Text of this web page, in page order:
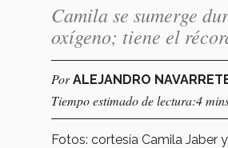
Camila se sumerge
oxígeno; tiene el
PorALEJANDRO
Tiempo estimado de lectura:4
Fotos: cortesía Camila Jaber